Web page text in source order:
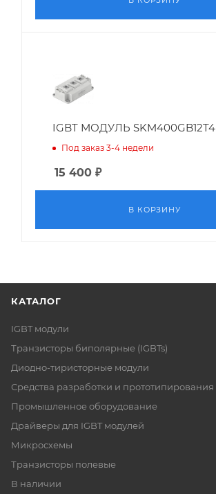
IGBT МОДУЛЬ SKM400GB12T4
Под заказ 3-4 недели
15 400 ₽
В КОРЗИНУ
КАТАЛОГ
IGBT модули
Транзисторы биполярные (IGBTs)
Диодно-тиристорные модули
Средства разработки и прототипирования
Промышленное оборудование
Драйверы для IGBT модулей
Микросхемы
Транзисторы полевые
В наличии